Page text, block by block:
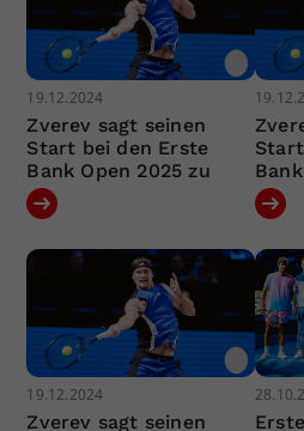
19.12.2024
Zverev sagt seinen
Start bei den Erste
Bank Open 2025 zu
19.12.2024
Zverev sagt seinen